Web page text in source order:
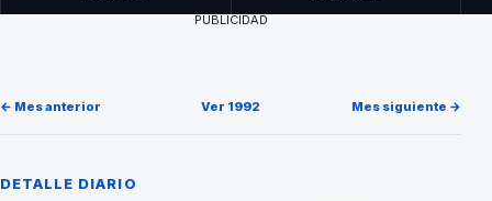
PUBLICIDAD
← Mes anterior Ver 1992 Mes siguiente →
DETALLE DIARIO